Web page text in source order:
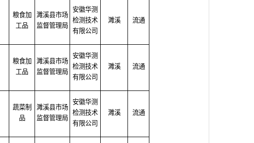
粮食加
工品
濉溪县市场
监督管理局
安徽华测
检测技术
有限公司
濉溪 流通
粮食加
工品
濉溪县市场
监督管理局
安徽华测
检测技术
有限公司
濉溪 流通
蔬菜制
品
濉溪县市场
监督管理局
安徽华测
检测技术
有限公司
濉溪 流通